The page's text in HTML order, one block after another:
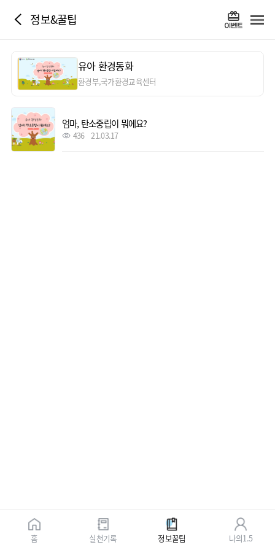
정보&꿀팁
유아 환경동화
환경부,국가환경교육센터
엄마, 탄소중립이 뭐에요?
436 21.03.17
홈 실천기록 정보꿀팁 나의1.5